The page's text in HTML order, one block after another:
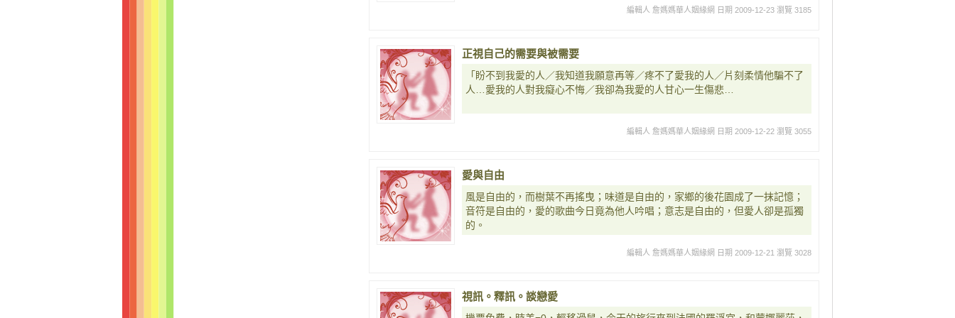
編輯人 詹媽媽華人姻緣網 日期 2009-12-23 瀏覽 3185
正視自己的需要與被需要
「盼不到我愛的人／我知道我願意再等／疼不了愛我的人／片刻柔情他騙不了
人…愛我的人對我癡心不悔／我卻為我愛的人甘心一生傷悲…
編輯人 詹媽媽華人姻緣網 日期 2009-12-22 瀏覽 3055
愛與自由
風是自由的，而樹葉不再搖曳；味道是自由的，家鄉的後花園成了一抹記憶；
音符是自由的，愛的歌曲今日竟為他人吟唱；意志是自由的，但愛人卻是孤獨
的。
編輯人 詹媽媽華人姻緣網 日期 2009-12-21 瀏覽 3028
視訊。釋訊。談戀愛